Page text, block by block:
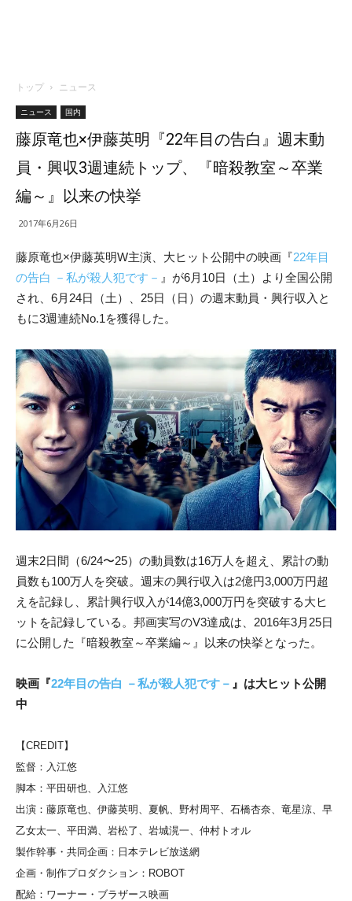
トップ ニュース
ニュース 国内
藤原竜也×伊藤英明『22年目の告白』週末動
員・興収3週連続トップ、『暗殺教室～卒業
編～』以来の快挙
2017年6月26日
藤原竜也×伊藤英明W主演、大ヒット公開中の映画『22年目
の告白 －私が殺人犯です－ 』が6月10日（土）より全国公開
され、6月24日（土）、25日（日）の週末動員・興行収入と
もに3週連続No.1を獲得した。
週末2日間（6/24〜25）の動員数は16万人を超え、累計の動
員数も100万人を突破。週末の興行収入は2億円3,000万円超
えを記録し、累計興行収入が14億3,000万円を突破する大ヒ
ットを記録している。邦画実写のV3達成は、2016年3月25日
に公開した『暗殺教室～卒業編～』以来の快挙となった。
映画『22年目の告白 －私が殺人犯です－ 』は大ヒット公開
中
【CREDIT】
監督：入江悠
脚本：平田研也、入江悠
出演：藤原竜也、伊藤英明、 夏帆、 野村周平、 石橋杏奈、 竜星涼、 早
乙女太一、 平田満、 岩松了、 岩城滉一、 仲村トオル
製作幹事・共同企画：日本テレビ放送網
企画・制作プロダクション：ROBOT
配給：ワーナー・ブラザース映画